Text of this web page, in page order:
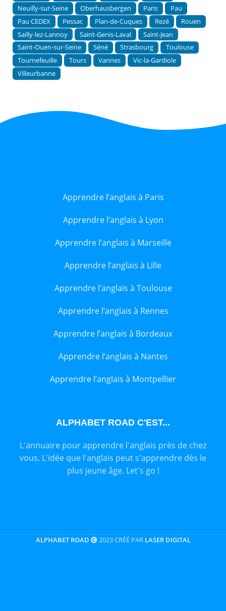
Neuilly-sur-Seine
Oberhausbergen Paris
Pau
Pau CEDEX
Pessac Plan-de-Cuques Rezé
Rouen
Sailly-lez-Lannoy
Saint-Genis-Laval
Saint-Jean
Saint-Ouen-sur-Seine
Séné Strasbourg
Toulouse
Tournefeuille
Tours Vannes
Vic-la-Gardiole
Villeurbanne
Apprendre l’anglais à Paris
Apprendre l’anglais à Lyon
Apprendre l’anglais à Marseille
Apprendre l’anglais à Lille
Apprendre l’anglais à Toulouse
Apprendre l’anglais à Rennes
Apprendre l’anglais à Bordeaux
Apprendre l’anglais à Nantes
Apprendre l’anglais à Montpellier
ALPHABET ROAD C'EST...
L'annuaire pour apprendre l'anglais près de chez
vous. L'idée que l'anglais peut s'apprendre dès le
plus jeune âge. Let's go !
ALPHABET ROAD 2023 CRÉÉ PAR LASER DIGITAL